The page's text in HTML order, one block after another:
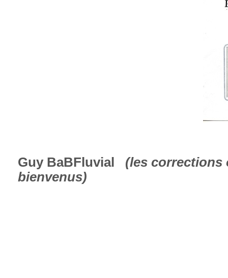
Guy BaBFluvial (les corrections
bienvenus)